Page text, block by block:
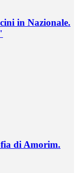
in Nazionale.
di Amorim.